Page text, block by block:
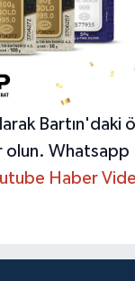
Bartın'daki
olun. Whatsapp
Haber